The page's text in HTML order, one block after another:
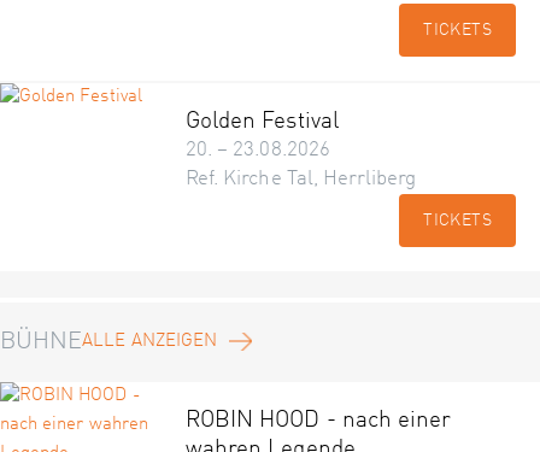
TICKETS
Golden Festival
20. – 23.08.2026
Ref. Kirche Tal, Herrliberg
TICKETS
BÜHNEALLE ANZEIGEN
ROBIN HOOD - nach einer